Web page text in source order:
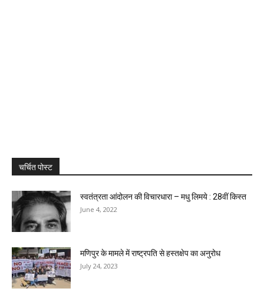
चर्चित पोस्ट
स्वतंत्रता आंदोलन की विचारधारा – मधु लिमये : 28वीं किस्त
June 4, 2022
मणिपुर के मामले में राष्ट्रपति से हस्तक्षेप का अनुरोध
July 24, 2023